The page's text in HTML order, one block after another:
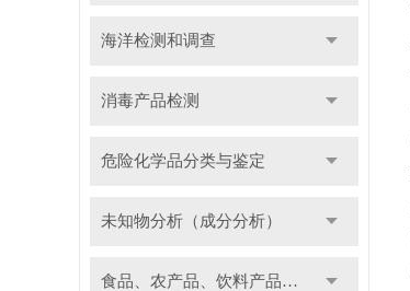
海洋检测和调查
消毒产品检测
危险化学品分类与鉴定
未知物分析（成分分析）
食品、农产品、饮料产品检测